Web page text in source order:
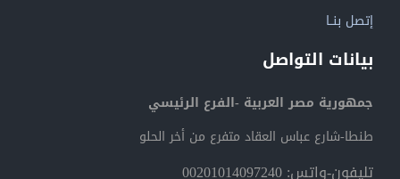
إتصل بنــا
بيانات التواصل
جمهورية مصر العربية -الفرع الرئيسي
طنطا-شارع عباس العقاد متفرع من أخر الحلو
تليفون-واتس: 00201014097240